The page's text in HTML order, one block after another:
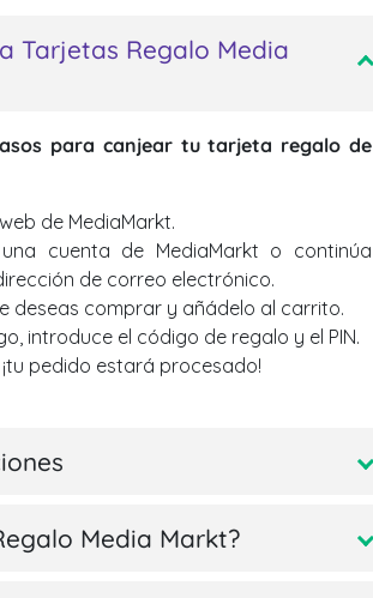
Tarjetas Regalo Media
para canjear tu tarjeta regalo de
de MediaMarkt.
cuenta de MediaMarkt o continúa
de correo electrónico.
deseas comprar y añádelo al carrito.
introduce el código de regalo y el PIN.
pedido estará procesado!
Media Markt?